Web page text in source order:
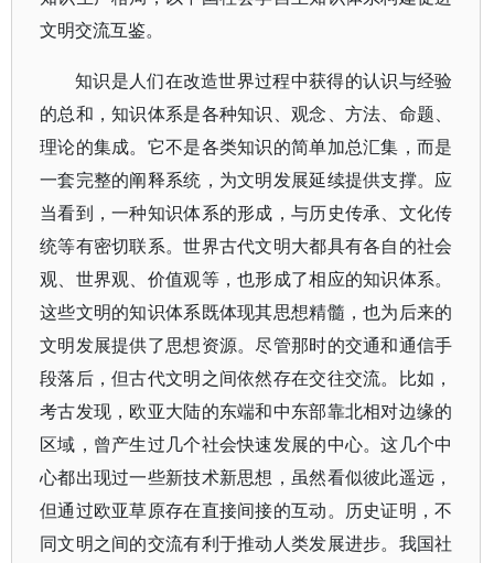
文明交流互鉴。
知识是人们在改造世界过程中获得的认识与经验
的总和，知识体系是各种知识、观念、方法、命题、
理论的集成。它不是各类知识的简单加总汇集，而是
一套完整的阐释系统，为文明发展延续提供支撑。应
当看到，一种知识体系的形成，与历史传承、文化传
统等有密切联系。世界古代文明大都具有各自的社会
观、世界观、价值观等，也形成了相应的知识体系。
这些文明的知识体系既体现其思想精髓，也为后来的
文明发展提供了思想资源。尽管那时的交通和通信手
段落后，但古代文明之间依然存在交往交流。比如，
考古发现，欧亚大陆的东端和中东部靠北相对边缘的
区域，曾产生过几个社会快速发展的中心。这几个中
心都出现过一些新技术新思想，虽然看似彼此遥远，
但通过欧亚草原存在直接间接的互动。历史证明，不
同文明之间的交流有利于推动人类发展进步。我国社